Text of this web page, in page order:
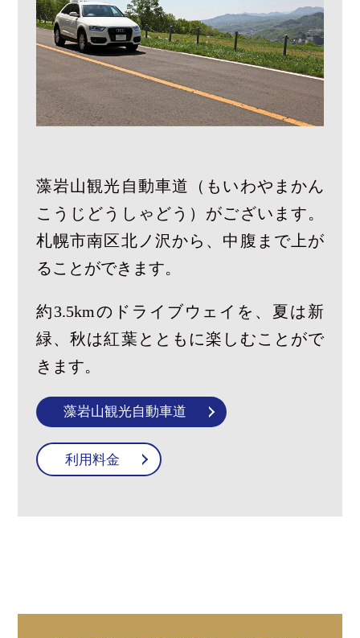
藻岩山観光自動車道（もいわやまかん
こうじどうしゃどう）がございます。
札幌市南区北ノ沢から、中腹まで上が
ることができます。
約3.5kmのドライブウェイを、夏は新
緑、秋は紅葉とともに楽しむことがで
きます。
藻岩山観光自動車道
利用料金